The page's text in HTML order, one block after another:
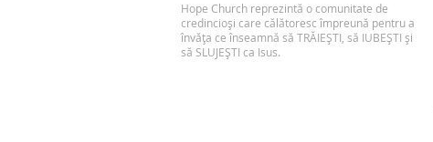
Hope Church reprezintă o comunitate de
credincioși care călătoresc împreună pentru a
învăța ce înseamnă să TRĂIEȘTI, să IUBEȘTI și
să SLUJEȘTI ca Isus.